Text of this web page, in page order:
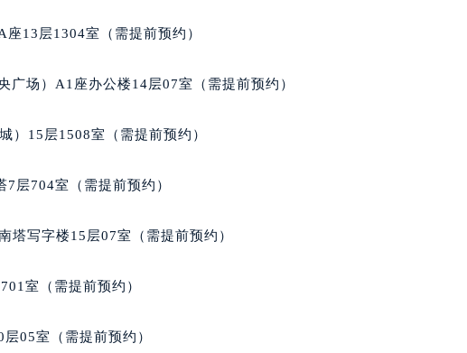
国际中心E座6楼10室（需提前预约）
写字楼A座10层1002室（需提前预约）
街70号华润万象城写字楼（鄂尔多斯大厦）23层2326室（需提前预约）
际金融中心写字楼20层01室（需提前预约）
服务中心（需提前预约）
服务中心（需提前预约）
后服务中心（需提前预约）
13层1304室（需提前预约）
场）A1座办公楼14层07室（需提前预约）
）15层1508室（需提前预约）
层704室（需提前预约）
塔写字楼15层07室（需提前预约）
室（需提前预约）
05室（需提前预约）